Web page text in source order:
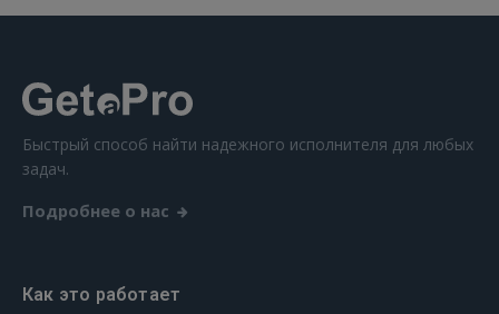
Быстрый способ найти надежного исполнителя для любых
задач.
Подробнее о нас
Как это работает